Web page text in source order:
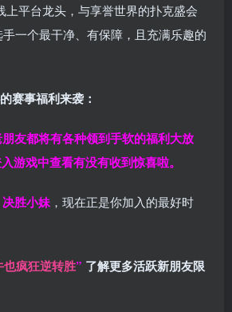
上平台龙头，与享誉世界的扑克盛会
一个最干净、有保障，且充满乐趣的
赛事福利来袭：
友都将有各种领到手软的福利大放
游戏中查看有没有收到惊喜啦。
决胜小妹 ，现在正是你加入的最好时
也疯狂逆转胜” 了解更多活跃新朋友限